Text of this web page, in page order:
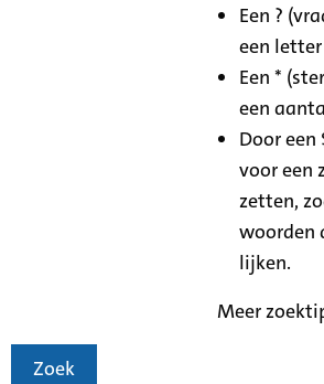
Een ?
een letter
Een *
een
Door
voor een
zetten,
woorden
lijken.
Meer
Zoek